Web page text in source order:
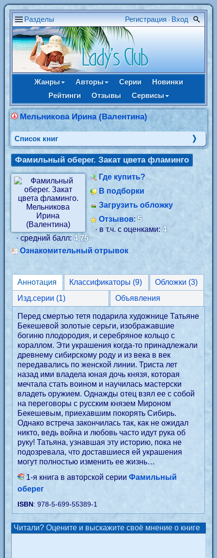
Разделы Регистрация • Вход
Жанры Авторы Серии
Новинки
Рейтинги
Отзывы Сервисы
Мельникова Ирина (Валентина)
Cписок книг
Фамильный оберег. Закат цвета фламинго
Где купить?
В подборки
Загрузить обложку
Отзывов: 5
· в т.ч. с оценками:4
· средний балл:4.75
Ознакомительный отрывок
Аннотация Классификаторы (9)
Обложки (3)
Изд.серии (1)
Объявления
Перед смертью тетя подарила художнице Татьяне
Бекешевой золотые серьги, изображавшие
богиню плодородия, и серебряное кольцо с
кораллом. Эти украшения когда-то принадлежали
древнему сибирскому роду и из века в век
передавались по женской линии. Триста лет
назад ими владела юная дочь князя, которая
мечтала стать воином и научилась мастерски
владеть оружием. Однажды отец взял ее с собой
на переговоры с русским князем Мироном
Бекешевым, приехавшим покорять Сибирь.
Однако встреча закончилась так, как не ожидал
никто, ведь война и любовь часто идут рука об
руку! Татьяна, узнавшая эту историю, пока не
подозревала, что доставшиеся ей украшения
могут полностью изменить ее жизнь…
1-я книга в авторской серии Фамильный
оберег
ISBN: 978-5-699-55389-1
Читали? Оцените и выскажите своё мнение о книге